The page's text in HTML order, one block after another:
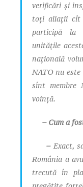
verificări și
toți aliații cît
participă la
unitățile
națională
NATO nu
sînt membre
voință.
– Cum a
–Exact,
România a
trecută în